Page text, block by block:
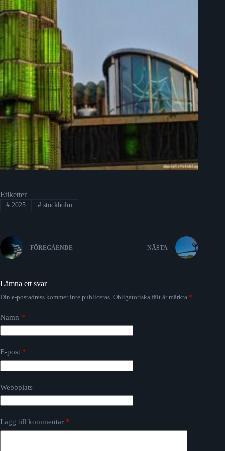
Etiketter
#2025 #stockholm
FÖREGÅENDE NÄSTA
Lämna ett svar
Din e-postadress kommer inte publiceras. Obligatoriska fält är märkta *
Namn *
E-post *
Webbplats
Lägg till kommentar *